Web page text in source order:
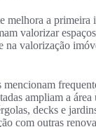
melhora a primeira
valorizar
na valorização
ampliam a
decks e
com outras